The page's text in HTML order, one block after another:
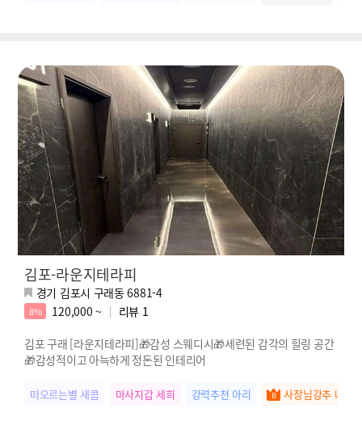
김포-라운지테라피
경기 김포시 구래동 6881-4
8% 120,000 ~ 리뷰 1
김포 구래 [라운지테라피]🎁감성 스웨디시🎁세련된 감각의 힐링 공간
🎁감성적이고 아늑하게 정돈된 인테리어
떠오르는별 새콤 마사지갑 세희 강력추천 아리 사장님강추 나은